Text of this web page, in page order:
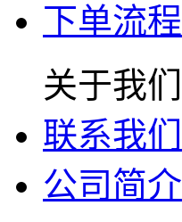
下单流程
关于我们
联系我们
公司简介